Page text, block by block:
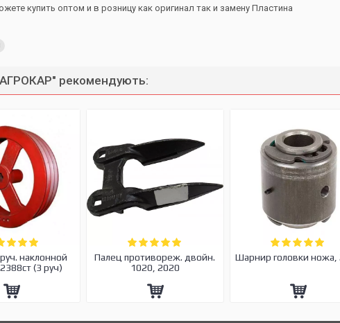
купить оптом и в розницу как оригинал так и замену Пластина
рекомендують:
наклонной
(3 руч)
Палец противореж. двойн.
1020, 2020
Шарнир головки ножа,